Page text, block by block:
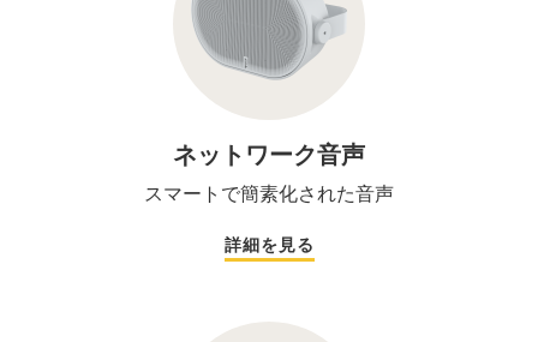
ネットワーク音声
スマートで簡素化された音声
詳細を見る